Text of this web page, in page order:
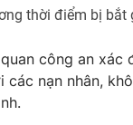
thời điểm bị bắt
công an xác
các nạn nhân,